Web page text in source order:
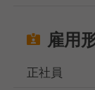
雇用
正社員